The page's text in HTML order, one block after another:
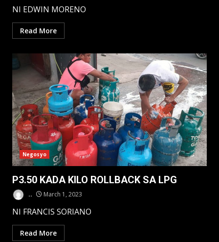
NI EDWIN MORENO
Read More
Negosyo
P3.50 KADA KILO ROLLBACK SA LPG
.. March 1, 2023
NI FRANCIS SORIANO
Read More